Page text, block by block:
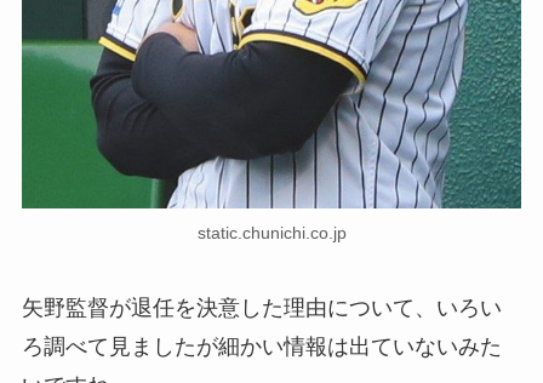
static.chunichi.co.jp
矢野監督が退任を決意した理由について、いろい
ろ調べて見ましたが細かい情報は出ていないみた